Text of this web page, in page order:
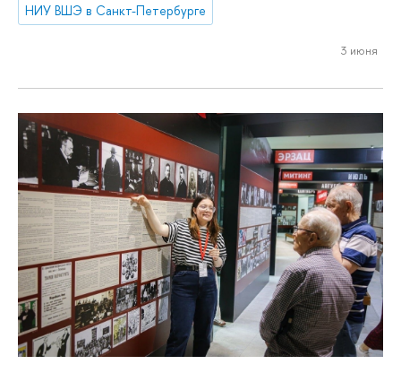
НИУ ВШЭ в Санкт-Петербурге
3 июня